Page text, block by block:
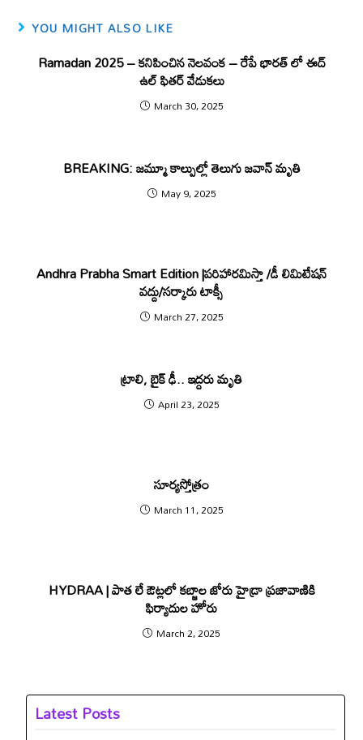
YOU MIGHT ALSO LIKE
Ramadan 2025 – కనిపించిన నెలవంక – రేపే భారత్ లో ఈద్
ఉల్ ఫితర్ వేడుకలు
March 30, 2025
BREAKING: జమ్మూ కాల్పుల్లో తెలుగు జవాన్ మృతి
May 9, 2025
Andhra Prabha Smart Edition |పరిహారమిస్తా /డీ లిమిటేషన్
వద్దు/సర్కారు టాక్సీ
March 27, 2025
ట్రాలి, బైక్ ఢీ.. ఇద్దరు మృతి
April 23, 2025
సూర్యస్తోత్రం
March 11, 2025
HYDRAA | పాత లే ఔట్ల‌లో క‌బ్జాల జోరు హైడ్రా ప్ర‌జావాణికి
ఫిర్యాదుల హోరు
March 2, 2025
Latest Posts